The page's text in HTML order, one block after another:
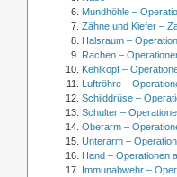
Mundhöhle –
Zähne und Kiefer –
Halsraum –
Rachen –
Kehlkopf –
Luftröhre –
Schilddrüse –
Schulter –
Oberarm –
Unterarm –
Hand – Operationen
Immunabwehr –